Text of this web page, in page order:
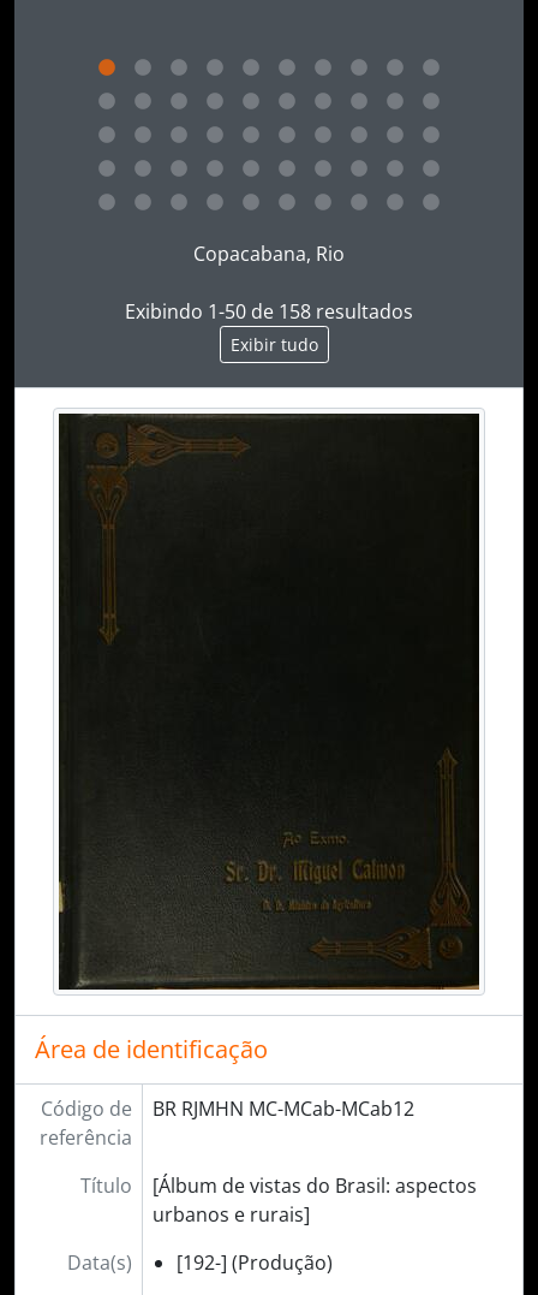
Copacabana, Rio
Exibindo 1-50 de 158 resultados
Exibir tudo
Área de identificação
Código de
referência
BR RJMHN MC-MCab-MCab12
Título
[Álbum de vistas do Brasil: aspectos
urbanos e rurais]
Data(s)
[192-] (Produção)